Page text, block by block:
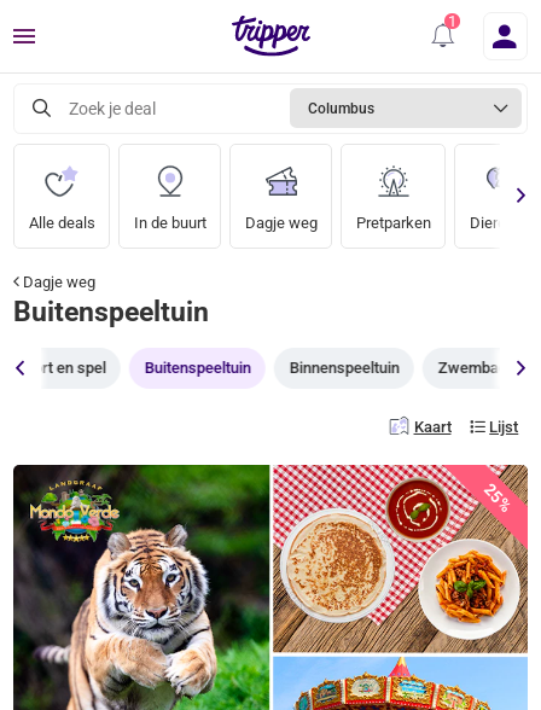
Menu
Zoek je deal Columbus
Alle deals In de buurt Dagje weg Pretparken Dierentuin
Dagje weg
Buitenspeeltuin
Sport en spel Buitenspeeltuin Binnenspeeltuin Zwembad
Kaart Lijst
25%